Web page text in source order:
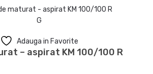
Adauga in Favorite
– aspirat KM 100/100 R